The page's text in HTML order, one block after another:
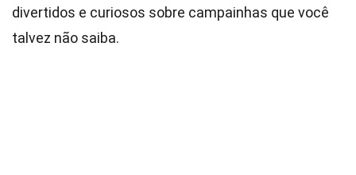
divertidos e curiosos sobre campainhas que você
talvez não saiba.